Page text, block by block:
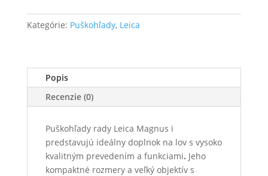
Kategórie: Puškohľady, Leica
Popis
Recenzie (0)
Puškohľady rady Leica Magnus i
predstavujú ideálny doplnok na lov s vysoko
kvalitným prevedením a funkciami. Jeho
kompaktné rozmery a veľký objektív s